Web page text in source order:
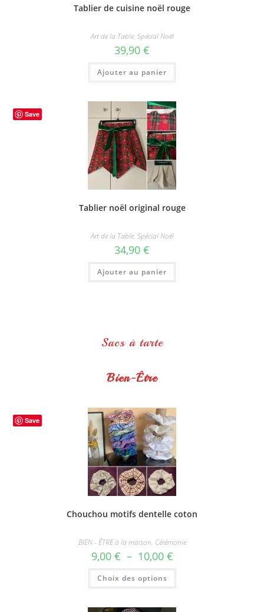
Tablier de cuisine noël rouge
Art de la Table, Spécial Noël
39,90 €
Ajouter au panier
Save
Tablier noël original rouge
Art de la Table, Spécial Noël
34,90 €
Ajouter au panier
Sacs à tarte
Bien-Être
Save
Chouchou motifs dentelle coton
BIEN - ÊTRE à la maison, Cérémonie
9,00 € – 10,00 €Plage
de
prix :
à
Choix des options
Ce
a